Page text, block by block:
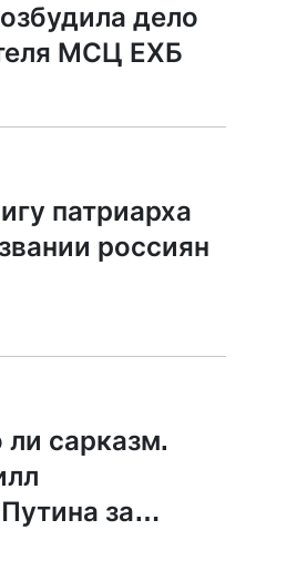
дело
МСЦ ЕХБ
патриарха
россиян
ли сарказм.
за
и